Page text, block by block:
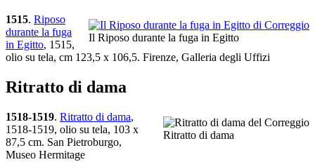
Il Riposo durante la fuga in Egitto
1515. Riposo
durante la fuga
in Egitto, 1515,
olio su tela, cm 123,5 x 106,5. Firenze, Galleria degli Uffizi
Ritratto di dama
Ritratto di dama
1518-1519. Ritratto di dama,
1518-1519, olio su tela, 103 x
87,5 cm. San Pietroburgo,
Museo Hermitage